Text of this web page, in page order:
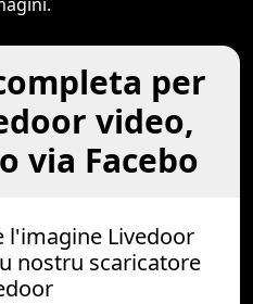
per
video,
via Facebo
l'imagine Livedoor
nostru scaricatore